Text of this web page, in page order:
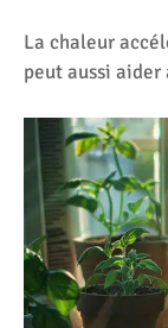
La chaleur
peut aussi aider